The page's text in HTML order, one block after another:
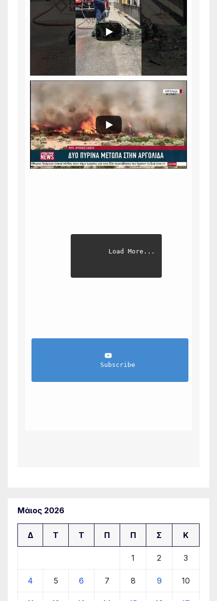
Load More...
                Subscribe
Μάιος 2026
Δ Τ Τ Π Π Σ Κ
1 2 3
4 5 6 7 8 9 10